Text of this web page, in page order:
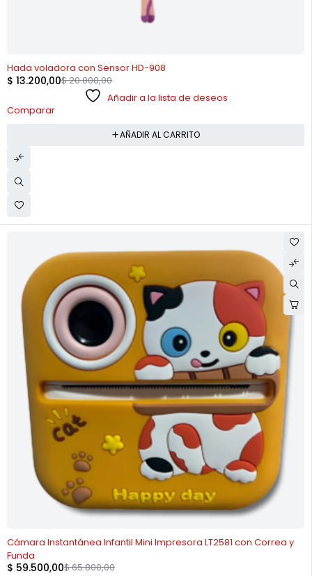
-34%
Hada voladora con Sensor HD-908
$20.000,00
$ 13.200,00
Añadir a la lista de deseos
Comparar
AÑADIR AL CARRITO
-10%
Cámara Instantánea Infantil Mini Impresora LT2581 con Correa y
Funda
$65.800,00
$ 59.500,00